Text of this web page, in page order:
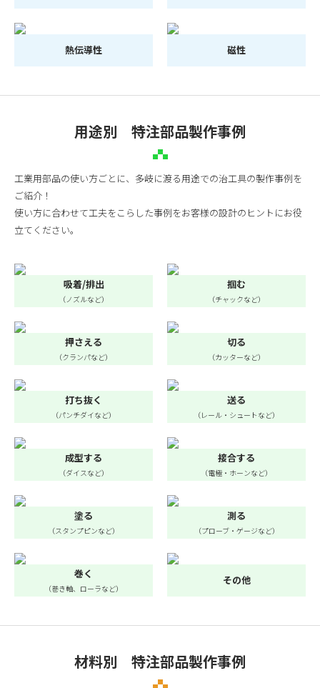
熱伝導性 磁性
用途別 特注部品製作事例
工業用部品の使い方ごとに、多岐に渡る用途での治工具の製作事例を
ご紹介！
使い方に合わせて工夫をこらした事例をお客様の設計のヒントにお役
立てください。
吸着/排出
（ノズルなど）
掴む
（チャックなど）
押さえる
（クランパなど）
切る
（カッターなど）
打ち抜く
（パンチダイなど）
送る
（レール・シュートなど）
成型する
（ダイスなど）
接合する
（電極・ホーンなど）
塗る
（スタンプピンなど）
測る
（プローブ・ゲージなど）
巻く
（巻き軸、ローラなど）
その他
材料別 特注部品製作事例